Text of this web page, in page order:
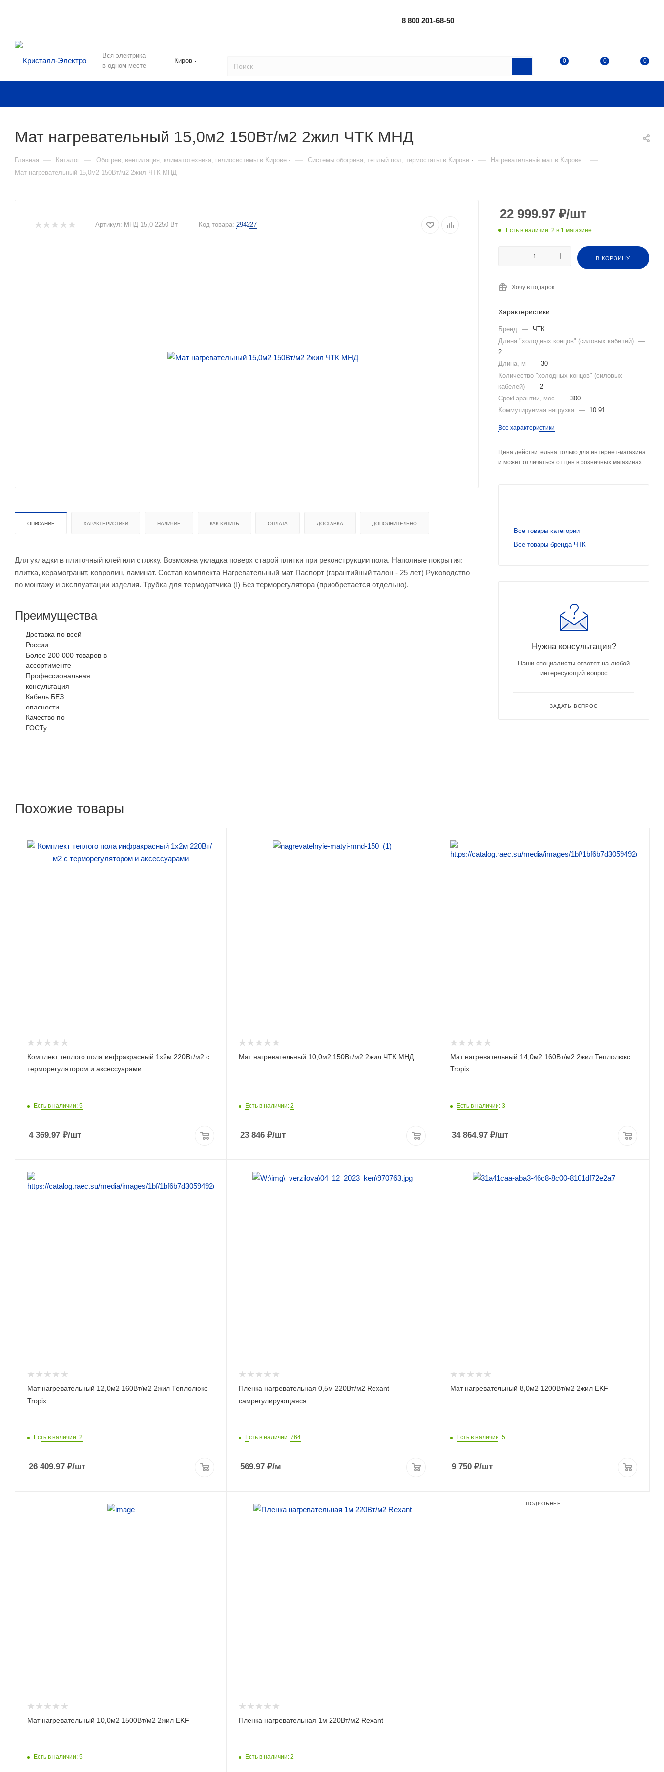
8 800 201-68-50
Вся электрика
в одном месте
Киров 0 0 0
Мат нагревательный 15,0м2 150Вт/м2 2жил ЧТК МНД
Главная — Каталог — Обогрев, вентиляция, климатотехника, гелиосистемы в Кирове — Системы обогрева, теплый пол, термостаты в Кирове — Нагревательный мат в Кирове —
Мат нагревательный 15,0м2 150Вт/м2 2жил ЧТК МНД
Артикул: МНД-15,0-2250 Вт Код товара: 294227
ОПИСАНИЕ ХАРАКТЕРИСТИКИ НАЛИЧИЕ КАК КУПИТЬ ОПЛАТА ДОСТАВКА ДОПОЛНИТЕЛЬНО
Для укладки в плиточный клей или стяжку. Возможна укладка поверх старой плитки при реконструкции пола. Наполные покрытия:
плитка, керамогранит, ковролин, ламинат. Состав комплекта Нагревательный мат Паспорт (гарантийный талон - 25 лет) Руководство
по монтажу и эксплуатации изделия. Трубка для термодатчика (!) Без терморегулятора (приобретается отдельно).
Преимущества
Доставка по всей
России
Более 200 000 товаров в
ассортименте
Профессиональная
консультация
Кабель БЕЗ
опасности
Качество по
ГОСТу
22 999.97 ₽/шт
Есть в наличии: 2 в 1 магазине
В КОРЗИНУ
Хочу в подарок
Характеристики
Бренд —
ЧТК
Длина "холодных концов" (силовых кабелей) —
2
Длина, м
— 30
Количество "холодных концов" (силовых
кабелей) —
2
СрокГарантии, мес
— 300
Коммутируемая нагрузка — 10.91
Все характеристики
Цена действительна только для интернет-магазина
и может отличаться от цен в розничных магазинах
Все товары категории
Все товары бренда ЧТК
Нужна консультация?
Наши специалисты ответят на любой
интересующий вопрос
ЗАДАТЬ ВОПРОС
Похожие товары
Комплект теплого пола инфракрасный 1х2м 220Вт/м2 с
терморегулятором и аксессуарами
Есть в наличии: 5
4 369.97 ₽/шт
Мат нагревательный 10,0м2 150Вт/м2 2жил ЧТК МНД
Есть в наличии: 2
23 846 ₽/шт
Мат нагревательный 14,0м2 160Вт/м2 2жил Теплолюкс
Tropix
Есть в наличии: 3
34 864.97 ₽/шт
Мат нагревательный 12,0м2 160Вт/м2 2жил Теплолюкс
Tropix
Есть в наличии: 2
26 409.97 ₽/шт
ПОДРОБНЕЕ
Пленка нагревательная 0,5м 220Вт/м2 Rexant
самрегулирующаяся
Есть в наличии: 764
569.97 ₽/м
Мат нагревательный 8,0м2 1200Вт/м2 2жил EKF
Есть в наличии: 5
9 750 ₽/шт
ПОДРОБНЕЕ
Мат нагревательный 10,0м2 1500Вт/м2 2жил EKF
Есть в наличии: 5
Пленка нагревательная 1м 220Вт/м2 Rexant
Есть в наличии: 2